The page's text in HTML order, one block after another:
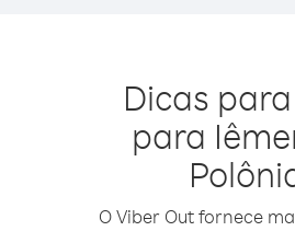
Dicas
para
O Viber Out fornece